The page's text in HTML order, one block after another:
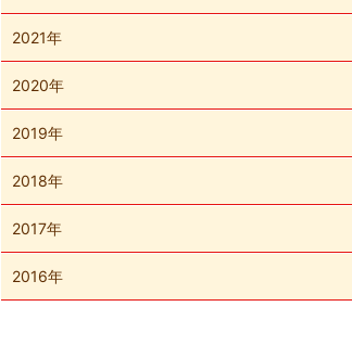
2021年
2020年
2019年
2018年
2017年
2016年